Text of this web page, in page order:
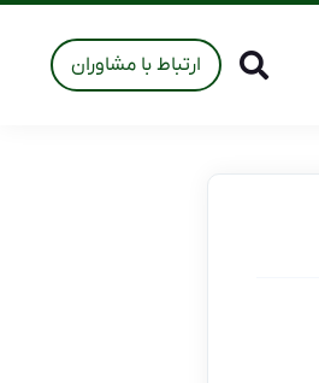
ارتباط با مشاوران